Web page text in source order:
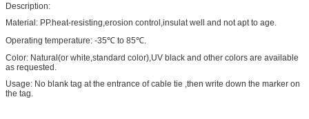
Description:
Material: PP.heat-resisting,erosion control,insulat well and not apt to age.
Operating temperature: -35℃ to 85℃.
Color: Natural(or white,standard color),UV black and other colors are available
as requested.
Usage: No blank tag at the entrance of cable tie ,then write down the marker on
the tag.